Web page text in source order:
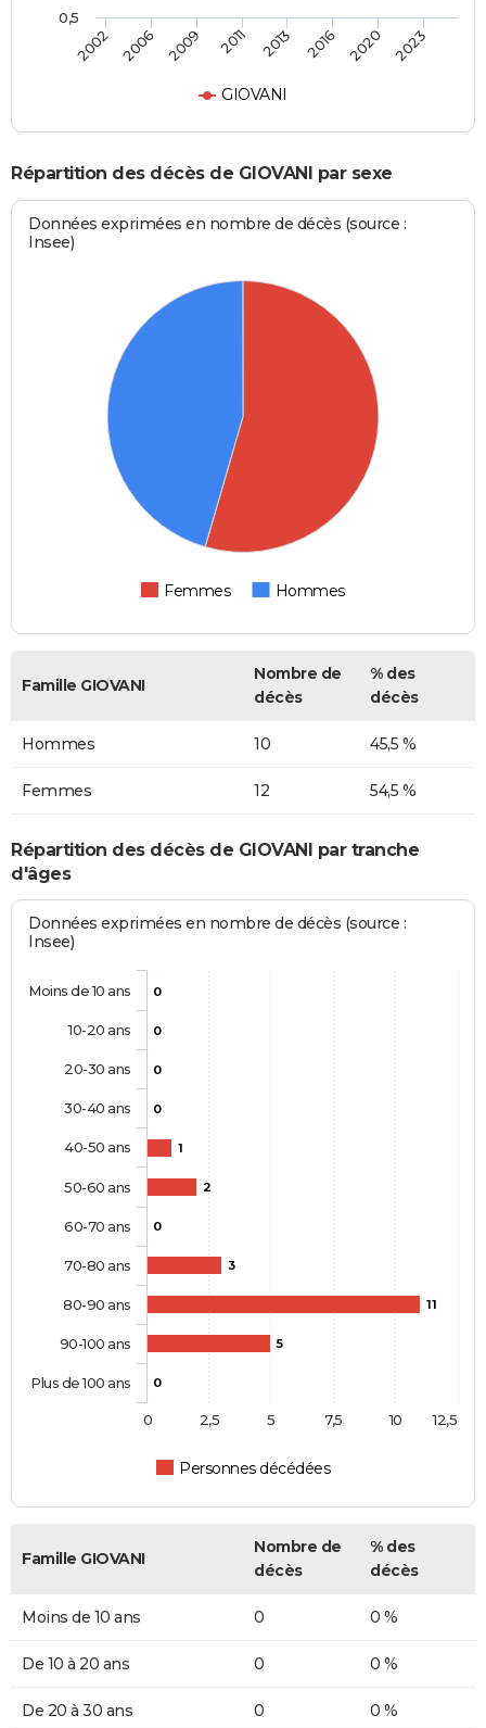
GIOVANI
2002 2006 2009 2011 2013 2016 2020 2023
0,5
Répartition des décès de GIOVANI par sexe
Données exprimées en nombre de décès (source :
Insee)
Femmes Hommes
Famille GIOVANI
Nombre de
décès
% des
décès
Hommes 10 45,5 %
Femmes 12 54,5 %
Répartition des décès de GIOVANI par tranche
d'âges
Données exprimées en nombre de décès (source :
Insee)
0
0
0
0
1
2
0
3
11
5
0
Personnes décédées
Moins de 10 ans
10-20 ans
20-30 ans
30-40 ans
40-50 ans
50-60 ans
60-70 ans
70-80 ans
80-90 ans
90-100 ans
Plus de 100 ans
0 10
2,5 5 7,5 12,5
Famille GIOVANI
Nombre de
décès
% des
décès
Moins de 10 ans 0 0 %
De 10 à 20 ans 0 0 %
De 20 à 30 ans 0 0 %